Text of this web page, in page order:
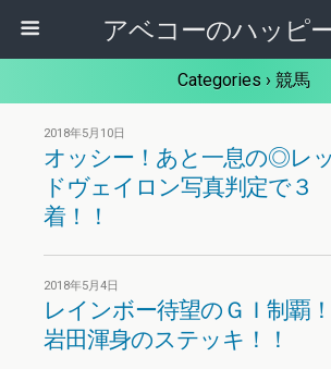
アベコーのハッピ
Categories › 競馬
2018年5月10日
オッシー！あと一息の◎レッ
ドヴェイロン写真判定で３
着！！
2018年5月4日
レインボー待望のＧＩ制覇！
岩田渾身のステッキ！！